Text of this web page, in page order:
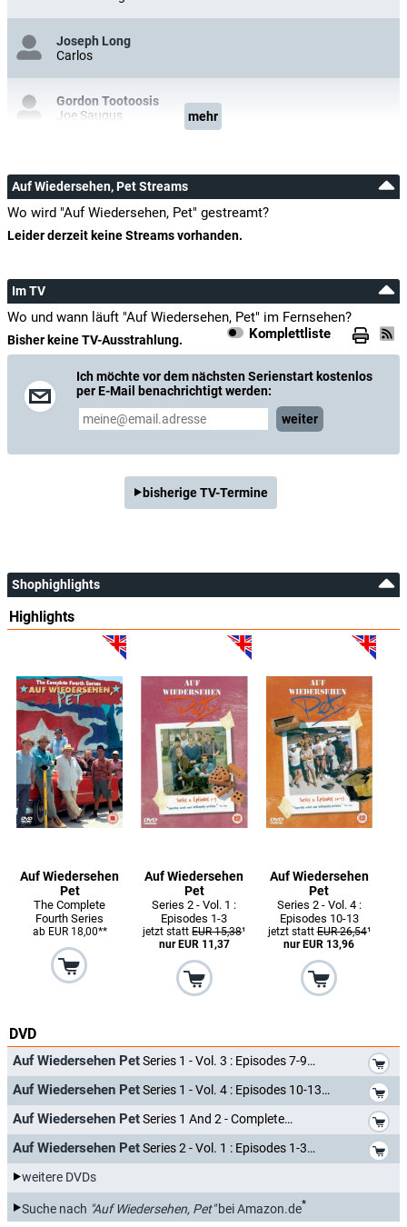
Joseph Long
Carlos
Gordon Tootoosis
Joe Saugus
mehr
Auf Wiedersehen, Pet Streams
Wo wird "Auf Wiedersehen, Pet" gestreamt?
Leider derzeit keine Streams vorhanden.
Im TV
Wo und wann läuft "Auf Wiedersehen, Pet" im Fernsehen?
Komplettliste
Bisher keine TV-Ausstrahlung.
Ich möchte vor dem nächsten Serienstart kostenlos
per E-Mail benachrichtigt werden:
weiter
bisherige TV-Termine
Shophighlights
Highlights
Auf Wiedersehen
Pet
The Complete
Fourth Series
ab EUR 18,00**
Auf Wiedersehen
Pet
Series 2 - Vol. 1 :
Episodes 1-3
jetzt stattEUR 15,38¹
nur EUR 11,37
Auf Wiedersehen
Pet
Series 2 - Vol. 4 :
Episodes 10-13
jetzt stattEUR 26,54¹
nur EUR 13,96
DVD
Auf Wiedersehen PetSeries 1 - Vol. 3 : Episodes 7-9
Auf Wiedersehen PetSeries 1 - Vol. 4 : Episodes 10-13
Auf Wiedersehen PetSeries 1 And 2 - Complete
Auf Wiedersehen PetSeries 2 - Vol. 1 : Episodes 1-3
weitere DVDs
Suche nach "Auf Wiedersehen, Pet"bei Amazon.de*